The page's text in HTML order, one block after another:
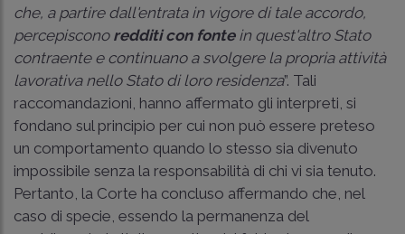
che, a partire dall'entrata in vigore di tale accordo,
percepiscono redditi con fontein quest'altro Stato
contraente e continuano a svolgere la propria attività
lavorativa nello Stato di loro residenza”. Tali
raccomandazioni, hanno affermato gli interpreti, si
fondano sul principio per cui non può essere preteso
un comportamento quando lo stesso sia divenuto
impossibile senza la responsabilità di chi vi sia tenuto.
Pertanto, la Corte ha concluso affermando che, nel
caso di specie, essendo la permanenza del